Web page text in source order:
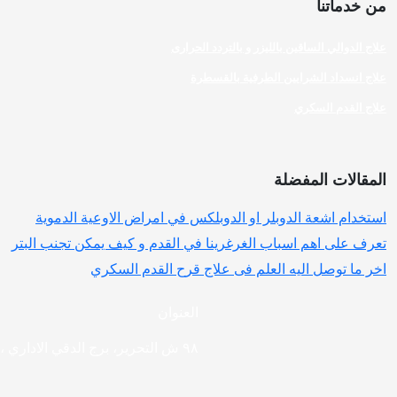
من خدماتنا
المقالات المفضلة
استخدام اشعة الدوبلر او الدوبلكس في امراض الاوعية الدموية
تعرف على اهم اسباب الغرغرينا في القدم و كيف يمكن تجنب البتر
اخر ما توصل اليه العلم فى علاج قرح القدم السكري